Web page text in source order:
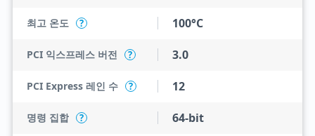
최고 온도 ? 100°C
PCI 익스프레스 버전 ? 3.0
PCI Express 레인 수 ? 12
명령 집합 ? 64-bit